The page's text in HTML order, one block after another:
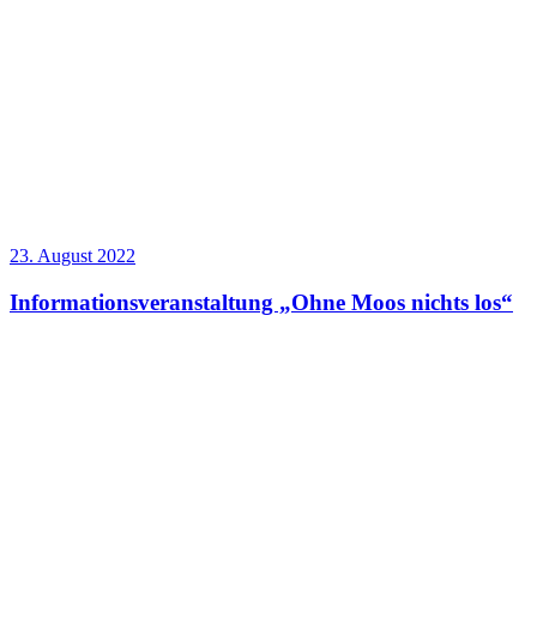
23. August 2022
Informationsveranstaltung „Ohne Moos nichts los“